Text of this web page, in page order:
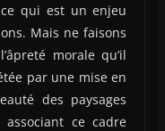
qui est un enjeu
Mais ne faisons
morale qu’il
par une mise en
des paysages
ce cadre